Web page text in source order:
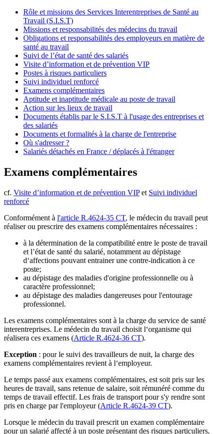
Rôle et missions des Services Interentreprises de Santé au
Travail (S.I.S.T)
Missions et responsabilités des médecins du travail
Obligations et responsabilités des employeurs en matière de
santé au travail
Suivi de l’état de santé des salariés
Visite d’information et de prévention VIP
Postes à risques particuliers
Suivi individuel renforcé
Examens complémentaires
Aptitude et inaptitude médicale au poste de travail
Action sur les lieux de travail
Documents établis par le S.I.S.T à l'usage des entreprises et
des salariés
Documents et formalités à la charge de l'entreprise
Où s'adresser ?
Salariés détachés en France / déplacés à l'étranger
Examens complémentaires
cf. Visite d’information et de prévention VIPet Suivi individuel
renforcé
Conformément à l'article R.4624-35 CT, le médecin du travail peut
réaliser ou prescrire des examens complémentaires nécessaires :
à la détermination de la compatibilité entre le poste de travail
et l’état de santé du salarié, notamment au dépistage
d‘affections pouvant entrainer une contre-indication à ce
poste;
au dépistage des maladies d'origine professionnelle ou à
caractère professionnel;
au dépistage des maladies dangereuses pour l'entourage
professionnel.
Les examens complémentaires sont à la charge du service de santé
interentreprises. Le médecin du travail choisit l‘organisme qui
réalisera ces examens (Article R.4624-36 CT).
Exception : pour le suivi des travailleurs de nuit, la charge des
examens complémentaires revient à l‘employeur.
Le temps passé aux examens complémentaires, est soit pris sur les
heures de travail, sans retenue de salaire, soit rémunéré comme du
temps de travail effectif. Les frais de transport pour s'y rendre sont
pris en charge par l'employeur (Article R.4624-39 CT).
Lorsque le médecin du travail prescrit un examen complémentaire
pour un salarié affecté à un poste présentant des risques particuliers,